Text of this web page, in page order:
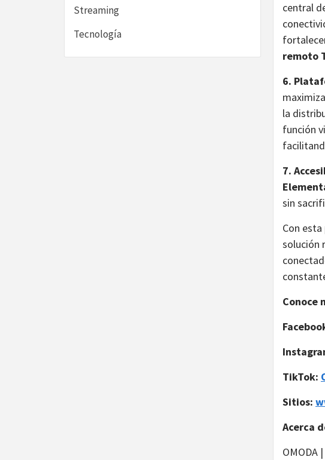
central
remoto
6.
la
función
7.
sin
Con
solución
Conoce
TikTok:
Sitios:
Acerca
OMODA
Streaming
Tecnología